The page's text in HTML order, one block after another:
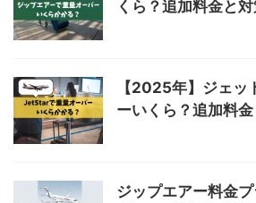
くら？追加料金と
【2025年】ジェッ
ーいくら？追加料
ジップエアー料金